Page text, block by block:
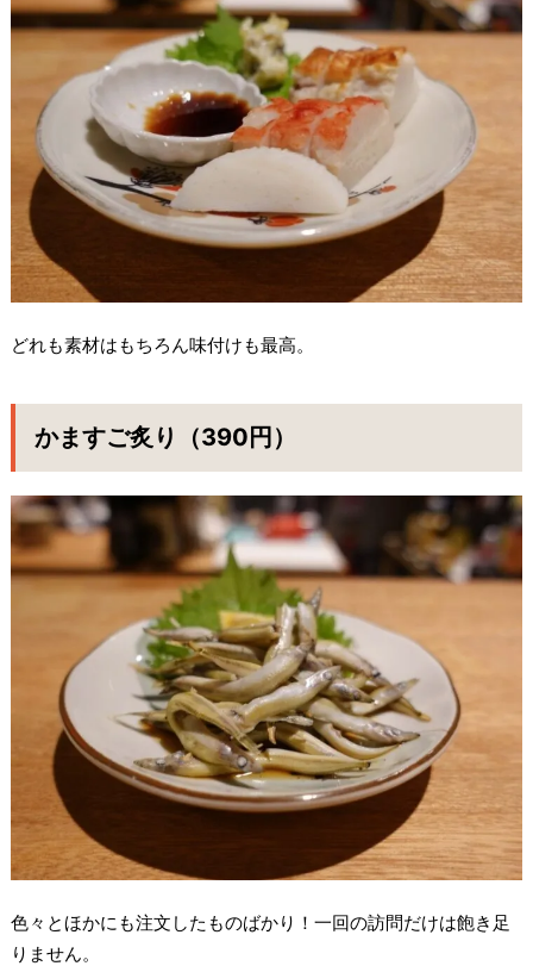
どれも素材はもちろん味付けも最高。
かますご炙り（390円）
色々とほかにも注文したものばかり！一回の訪問だけは飽き足
りません。